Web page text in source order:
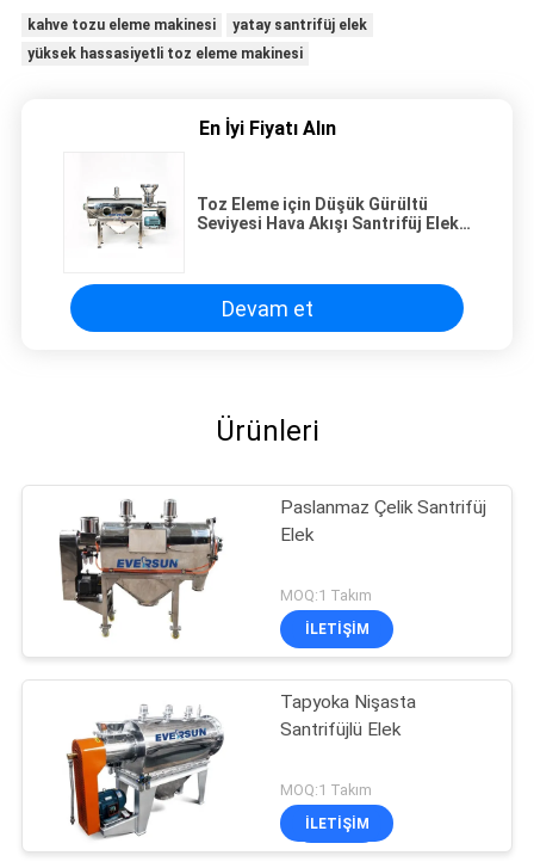
kahve tozu eleme makinesi
yatay santrifüj elek
yüksek hassasiyetli toz eleme makinesi
En İyi Fiyatı Alın
Toz Eleme için Düşük Gürültü
Seviyesi Hava Akışı Santrifüj Elek
Devam et
Ürünleri
Paslanmaz Çelik Santrifüj
Elek
MOQ:1 Takım
İLETIŞIM
Tapyoka Nişasta
Santrifüjlü Elek
MOQ:1 Takım
İLETIŞIM